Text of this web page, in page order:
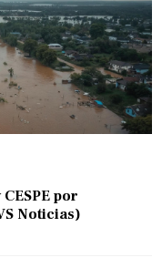
por
Noticias)